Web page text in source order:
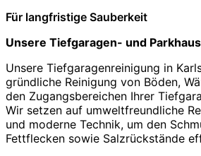
Für langfristige Sauberkeit
Unsere Tiefgaragen- und
Unsere Tiefgaragenreinigung in
gründliche Reinigung von Böden,
den Zugangsbereichen Ihrer
Wir setzen auf umweltfreundliche
und moderne Technik, um den
Fettflecken sowie Salzrückstände